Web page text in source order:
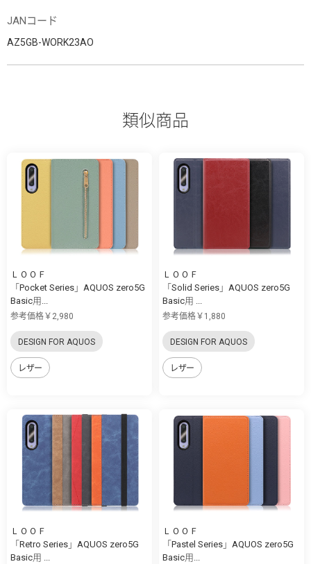
JANコード
AZ5GB-WORK23AO
類似商品
ＬＯＯＦ
「Pocket Series」AQUOS zero5G
Basic用...
参考価格￥2,980
DESIGN FOR AQUOS
レザー
ＬＯＯＦ
「Solid Series」AQUOS zero5G
Basic用 ...
参考価格￥1,880
DESIGN FOR AQUOS
レザー
ＬＯＯＦ
「Retro Series」AQUOS zero5G
Basic用 ...
ＬＯＯＦ
「Pastel Series」AQUOS zero5G
Basic用...